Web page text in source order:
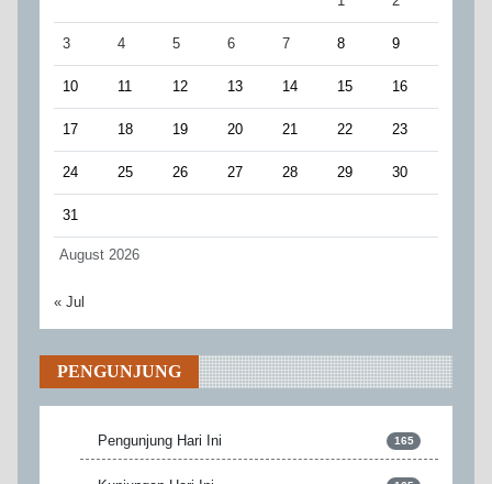
August 2026
3 4 5 6 7 8 9
10 11 12 13 14 15 16
17 18 19 20 21 22 23
24 25 26 27 28 29 30
31
« Jul
PENGUNJUNG
Pengunjung Hari Ini 165